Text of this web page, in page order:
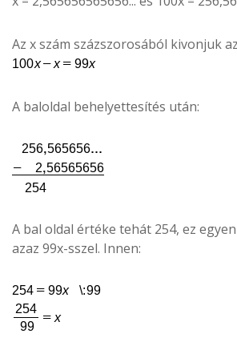
Az x szám százszorosából kivonjuk
A baloldal behelyettesítés után:
A bal oldal értéke tehát 254, ez
azaz 99x-sszel. Innen: